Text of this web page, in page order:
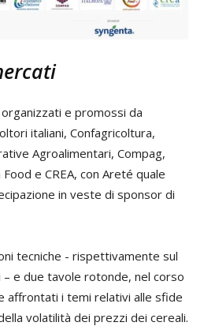
e promossi da
italiani, Confagricoltura,
Agroalimentari, Compag,
e CREA, con Areté quale
in veste di sponsor di
tecniche - rispettivamente sul
e due tavole rotonde, nel corso
affrontati i temi relativi alle sfide
volatilità dei prezzi dei cereali.